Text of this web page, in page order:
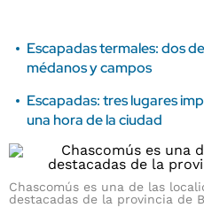
Escapadas termales: dos
médanos y campos
Escapadas: tres lugares
una hora de la ciudad
Chascomús es una de las
destacadas de la provincia de